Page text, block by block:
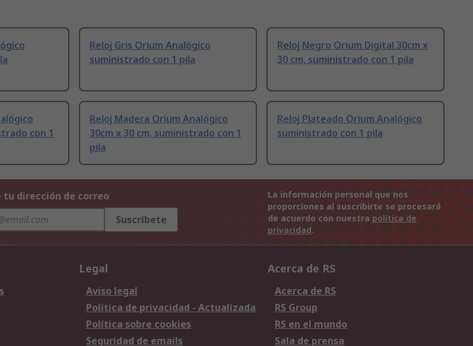
Reloj Gris Orium Analógico
suministrado con 1 pila
Reloj Negro Orium Digital 30cm x
30 cm, suministrado con 1 pila
con 1
Reloj Madera Orium Analógico
30cm x 30 cm, suministrado con 1
pila
Reloj Plateado Orium Analógico
suministrado con 1 pila
dirección de correo
Suscríbete
La información personal que nos
proporciones al suscribirte se procesará
de acuerdo con nuestra política de
privacidad.
Legal
Aviso legal
Política de privacidad - Actualizada
Política sobre cookies
Seguridad de emails
Acerca de RS
Acerca de RS
RS Group
RS en el mundo
Sala de prensa